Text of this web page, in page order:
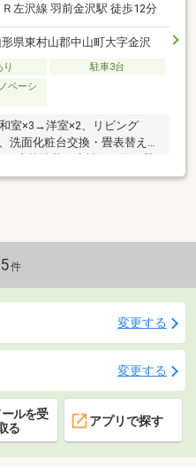
Ｒ左沢線 羽前金沢駅 徒歩12分
形県東村山郡中山町大字金沢
り 駐車3台
ベーシ
室×3→洋室×2、リビング
洗面化粧台交換・畳表替え・
交換・TVドアホン設置・エア
様の住まい探しをお手伝い
ご予約・お問合せは⇒0120-
件
変更する
変更する
ルを受
る
アプリで探す